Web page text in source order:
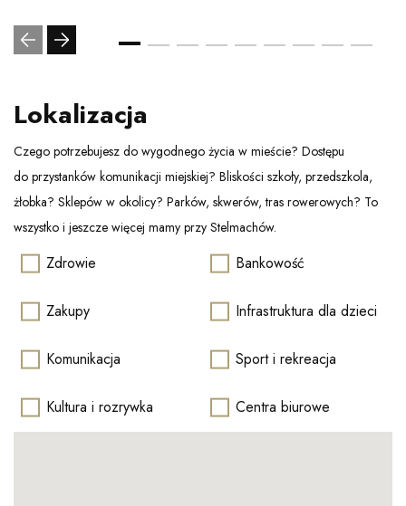
Lokalizacja
Czego potrzebujesz do wygodnego życia w mieście? Dostępu
do przystanków komunikacji miejskiej? Bliskości szkoły, przedszkola,
żłobka? Sklepów w okolicy? Parków, skwerów, tras rowerowych? To
wszystko i jeszcze więcej mamy przy Stelmachów.
Zdrowie Bankowość
Zakupy Infrastruktura dla dzieci
Komunikacja Sport i rekreacja
Kultura i rozrywka Centra biurowe